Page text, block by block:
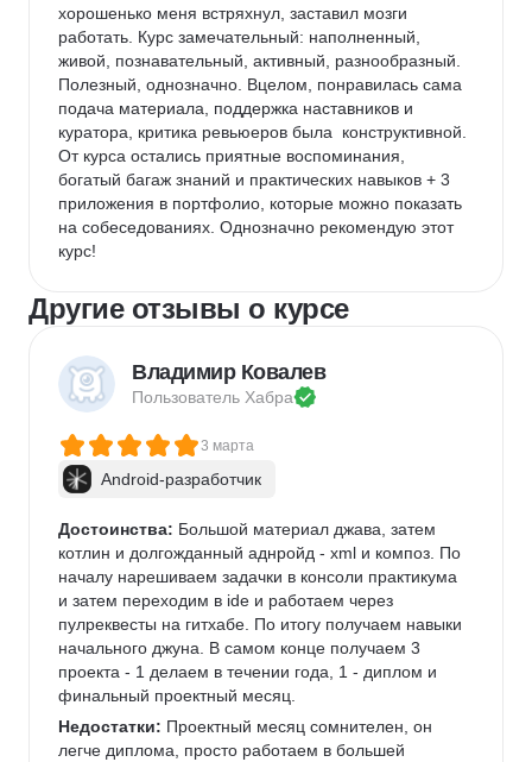
хорошенько меня встряхнул, заставил мозги
работать. Курс замечательный: наполненный,
живой, познавательный, активный, разнообразный.
Полезный, однозначно. Вцелом, понравилась сама
подача материала, поддержка наставников и
куратора, критика ревьюеров была  конструктивной.
От курса остались приятные воспоминания,
богатый багаж знаний и практических навыков + 3
приложения в портфолио, которые можно показать
на собеседованиях. Однозначно рекомендую этот
курс!
Другие отзывы о курсе
Владимир Ковалев
Пользователь Хабра
3 марта
Android-разработчик
Достоинства: Большой материал джава, затем
котлин и долгожданный аднройд - xml и композ. По
началу нарешиваем задачки в консоли практикума
и затем переходим в ide и работаем через
пулреквесты на гитхабе. По итогу получаем навыки
начального джуна. В самом конце получаем 3
проекта - 1 делаем в течении года, 1 - диплом и
финальный проектный месяц.
Недостатки: Проектный месяц сомнителен, он
легче диплома, просто работаем в большей